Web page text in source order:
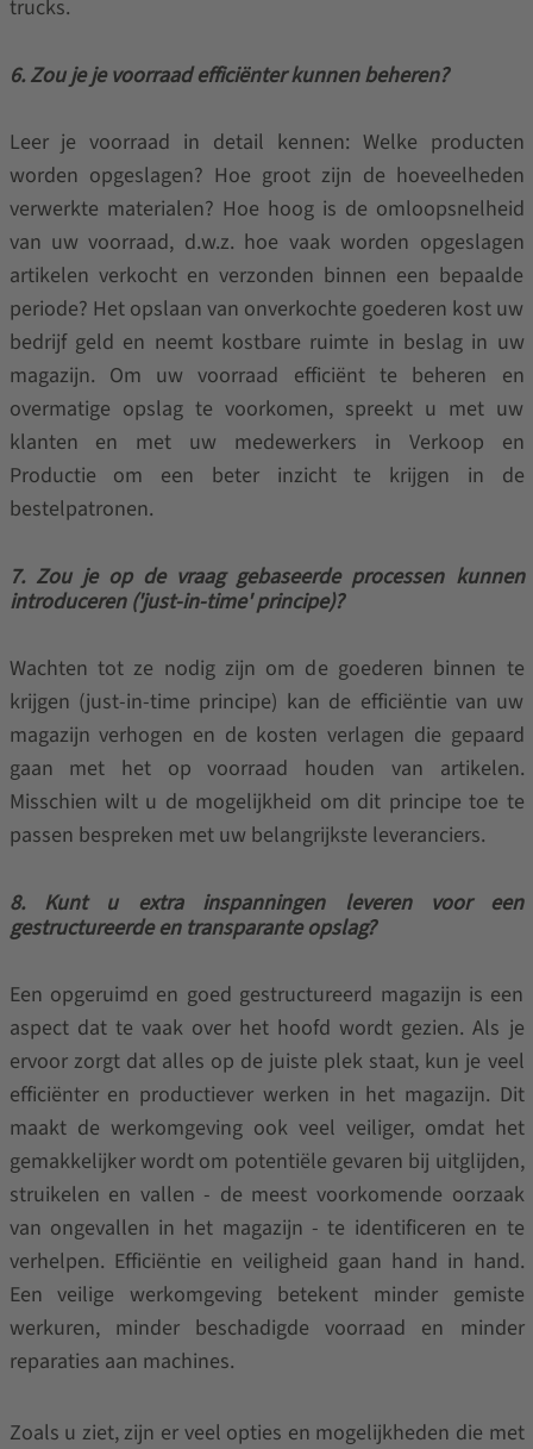
trucks.
6. Zou je je voorraad efficiënter kunnen beheren?
Leer je voorraad in detail kennen: Welke producten
worden opgeslagen? Hoe groot zijn de hoeveelheden
verwerkte materialen? Hoe hoog is de omloopsnelheid
van uw voorraad, d.w.z. hoe vaak worden opgeslagen
artikelen verkocht en verzonden binnen een bepaalde
periode? Het opslaan van onverkochte goederen kost uw
bedrijf geld en neemt kostbare ruimte in beslag in uw
magazijn. Om uw voorraad efficiënt te beheren en
overmatige opslag te voorkomen, spreekt u met uw
klanten en met uw medewerkers in Verkoop en
Productie om een beter inzicht te krijgen in de
bestelpatronen.
7. Zou je op de vraag gebaseerde processen kunnen
introduceren ('just-in-time' principe)?
Wachten tot ze nodig zijn om de goederen binnen te
krijgen (just-in-time principe) kan de efficiëntie van uw
magazijn verhogen en de kosten verlagen die gepaard
gaan met het op voorraad houden van artikelen.
Misschien wilt u de mogelijkheid om dit principe toe te
passen bespreken met uw belangrijkste leveranciers.
8. Kunt u extra inspanningen leveren voor een
gestructureerde en transparante opslag?
Een opgeruimd en goed gestructureerd magazijn is een
aspect dat te vaak over het hoofd wordt gezien. Als je
ervoor zorgt dat alles op de juiste plek staat, kun je veel
efficiënter en productiever werken in het magazijn. Dit
maakt de werkomgeving ook veel veiliger, omdat het
gemakkelijker wordt om potentiële gevaren bij uitglijden,
struikelen en vallen - de meest voorkomende oorzaak
van ongevallen in het magazijn - te identificeren en te
verhelpen. Efficiëntie en veiligheid gaan hand in hand.
Een veilige werkomgeving betekent minder gemiste
werkuren, minder beschadigde voorraad en minder
reparaties aan machines.
Zoals u ziet, zijn er veel opties en mogelijkheden die met